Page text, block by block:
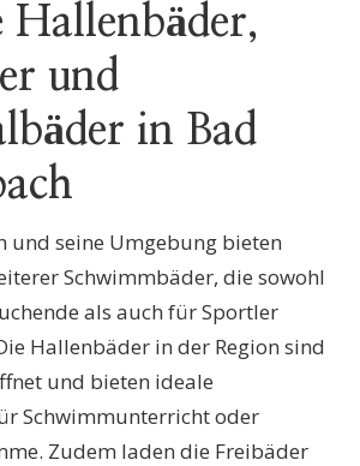
Hallenbäder,
und
in Bad
und seine Umgebung bieten
Schwimmbäder, die sowohl
als auch für Sportler
Hallenbäder in der Region sind
und bieten ideale
Schwimmunterricht oder
Zudem laden die Freibäder